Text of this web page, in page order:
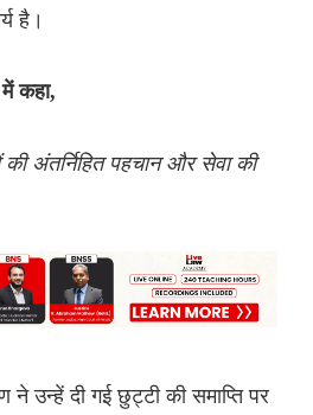
है।
कहा,
अंतर्निहित पहचान और सेवा की
उन्हें दी गई छुट्टी की समाप्ति पर